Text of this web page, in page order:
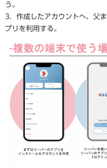
う。
3．作成したアカウントへ、父
プリを利用する。